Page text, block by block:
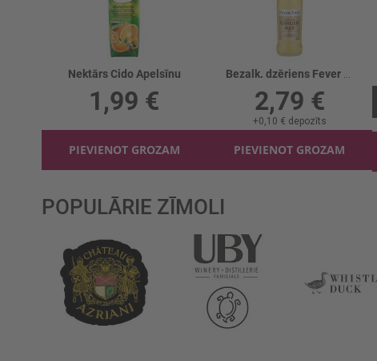
Nektārs Cido Apelsīnu
1,99 €
PIEVIENOT GROZAM
Bezalk. dzēriens Fever Tree Ginger Ale
2,79 €
+0,10 € depozīts
PIEVIENOT GROZAM
POPULĀRIE ZĪMOLI